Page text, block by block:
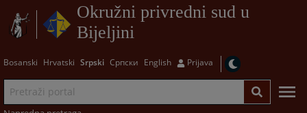
Okružni privredni sud u
Bijeljini
Bosanski Hrvatski Srpski Српски English Prijava